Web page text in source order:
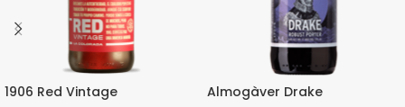
1906 Red Vintage Almogàver Drake